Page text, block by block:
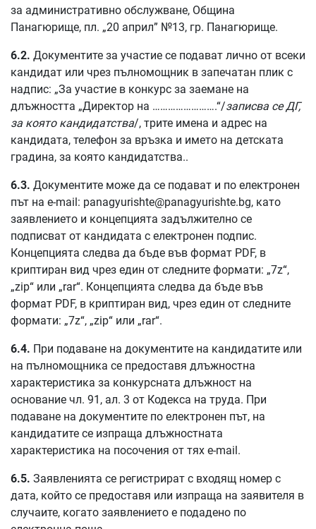
за административно обслужване, Община
Панагюрище, пл. „20 април” №13, гр. Панагюрище.
6.2. Документите за участие се подават лично от всеки
кандидат или чрез пълномощник в запечатан плик с
надпис: „За участие в конкурс за заемане на
длъжността „Директор на …………………….“/записва се ДГ,
за която кандидатства/, трите имена и адрес на
кандидата, телефон за връзка и името на детската
градина, за която кандидатства..
6.3. Документите може да се подават и по електронен
път на e-mail: panagyurishte@panagyurishte.bg, като
заявлението и концепцията задължително се
подписват от кандидата с електронен подпис.
Концепцията следва да бъде във формат PDF, в
криптиран вид чрез един от следните формати: „7z“,
„zip“ или „rar“. Концепцията следва да бъде във
формат PDF, в криптиран вид, чрез един от следните
формати: „7z“, „zip“ или „rar“.
6.4. При подаване на документите на кандидатите или
на пълномощника се предоставя длъжностна
характеристика за конкурсната длъжност на
основание чл. 91, ал. 3 от Кодекса на труда. При
подаване на документите по електронен път, на
кандидатите се изпраща длъжностната
характеристика на посочения от тях e-mail.
6.5. Заявленията се регистрират с входящ номер с
дата, който се предоставя или изпраща на заявителя в
случаите, когато заявлението е подадено по